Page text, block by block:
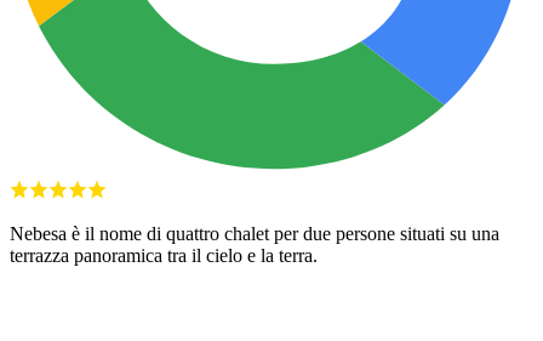
Nebesa è il nome di quattro chalet per due persone situati su una
terrazza panoramica tra il cielo e la terra.